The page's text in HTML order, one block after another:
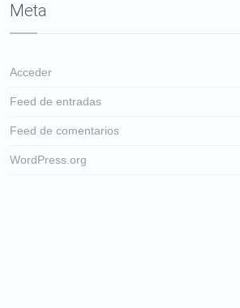
Meta
Acceder
Feed de entradas
Feed de comentarios
WordPress.org